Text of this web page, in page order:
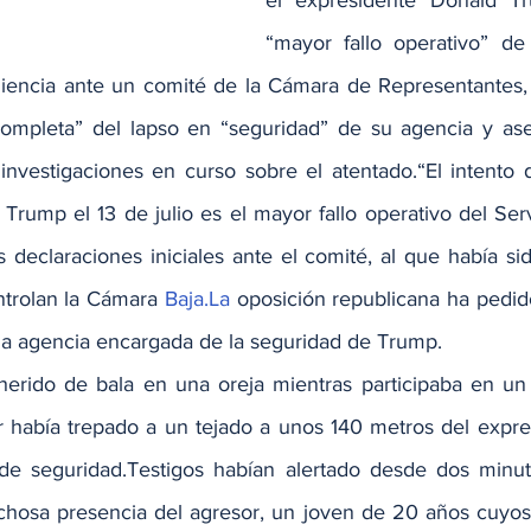
“mayor fallo operativo”
ante un comité de la Cámara de
del lapso en “seguridad” de su agencia y
en curso sobre el atentado.“El intento
el 13 de julio es el mayor fallo operativo del
declaraciones iniciales ante el comité, al que había
la Cámara Baja.La oposición republicana ha
agencia encargada de la seguridad de Trump.
de bala en una oreja mientras participaba en
había trepado a un tejado a unos 140 metros del
seguridad.Testigos habían alertado desde dos
presencia del agresor, un joven de 20 años